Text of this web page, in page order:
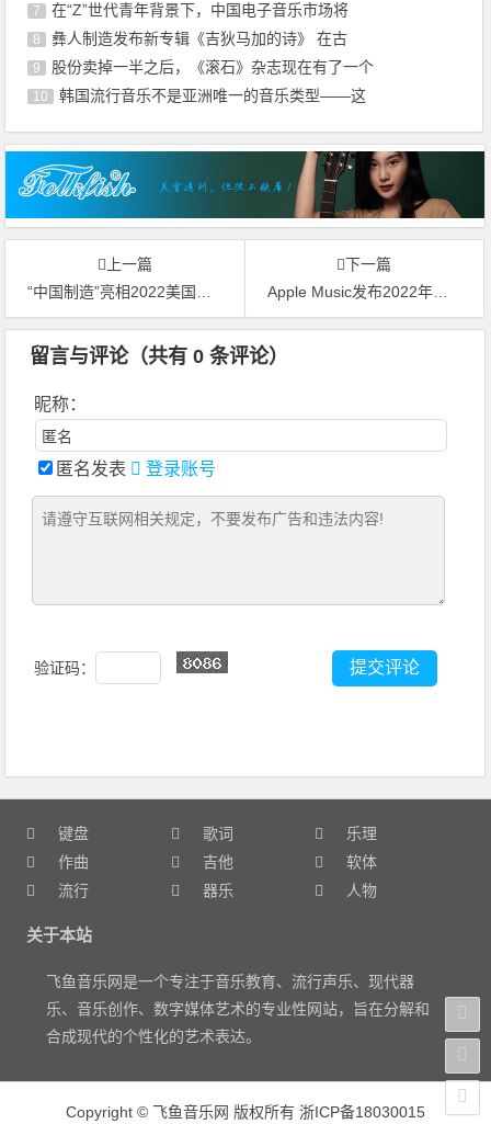
7 在“Z”世代青年背景下，中国电子音乐市场将
8 彝人制造发布新专辑《吉狄马加的诗》 在古
9 股份卖掉一半之后，《滚石》杂志现在有了一个
10 韩国流行音乐不是亚洲唯一的音乐类型——这
上一篇
“中国制造”亮相2022美国乐器展
下一篇
Apple Music发布2022年五大乐坛趋势 Harry Styles打破单曲记录
留言与评论（共有0 条评论）
昵称：
匿名发表 登录账号
验证码：
键盘 歌词
乐理
作曲
吉他
软体
流行
器乐 人物
关于本站
飞鱼音乐网是一个专注于音乐教育、流行声乐、现代器
乐、音乐创作、数字媒体艺术的专业性网站，旨在分解和
合成现代的个性化的艺术表达。
Copyright © 飞鱼音乐网 版权所有 浙ICP备18030015